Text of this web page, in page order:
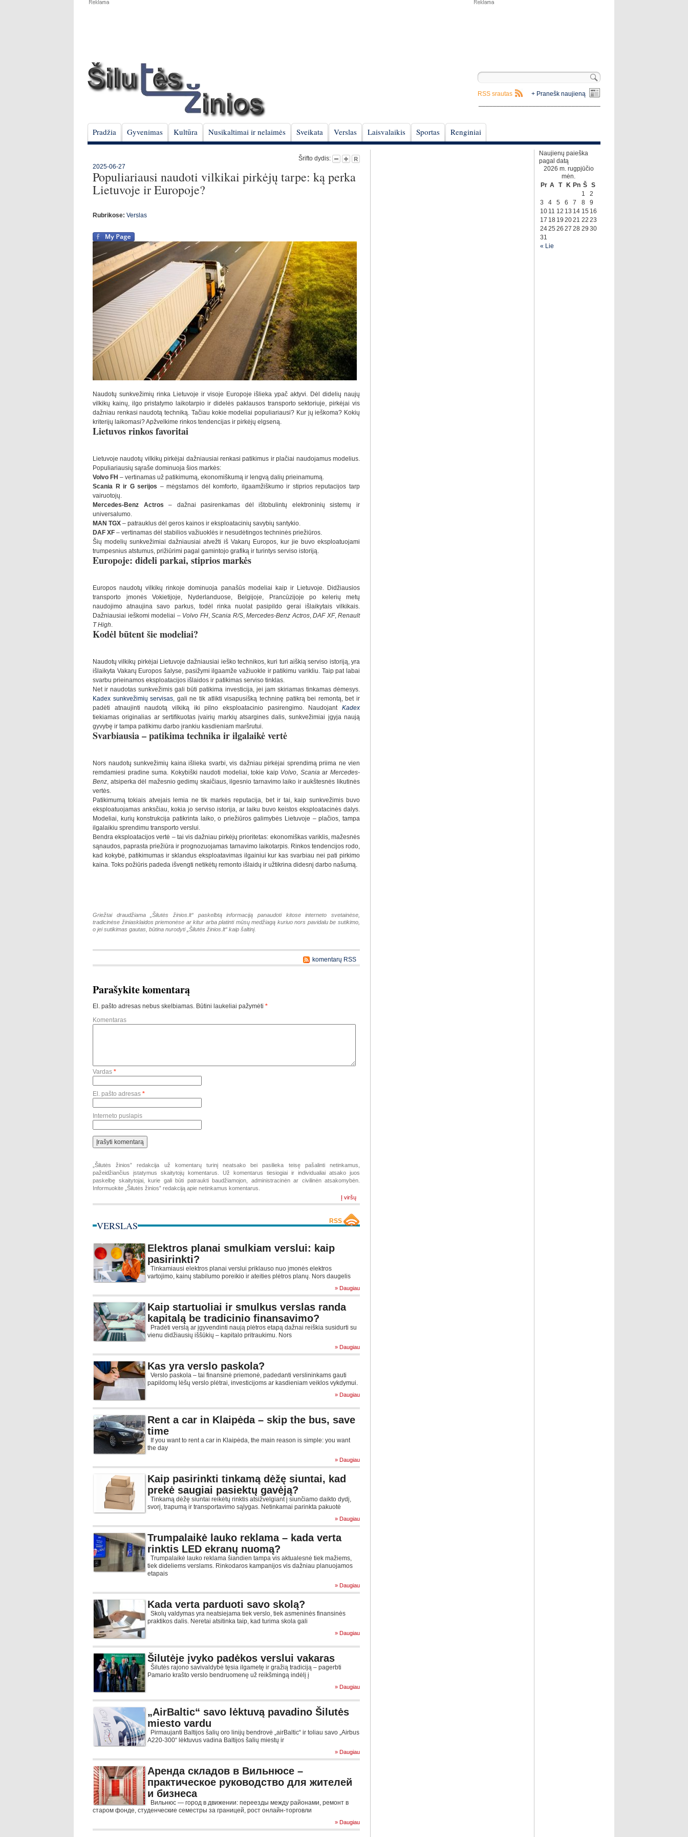
+ Pranešk naujieną
RSS srautas
Pradžia Gyvenimas Kultūra Nusikaltimai ir nelaimės Sveikata Verslas Laisvalaikis Sportas Renginiai
Šrifto dydis:
2025-06-27
Populiariausi naudoti vilkikai pirkėjų tarpe: ką perka
Lietuvoje ir Europoje?
Rubrikose: Verslas
Naudotų sunkvežimių rinka Lietuvoje ir visoje Europoje išlieka ypač aktyvi. Dėl didelių naujų
vilkikų kainų, ilgo pristatymo laikotarpio ir didelės paklausos transporto sektoriuje, pirkėjai vis
dažniau renkasi naudotą techniką. Tačiau kokie modeliai populiariausi? Kur jų ieškoma? Kokių
kriterijų laikomasi? Apžvelkime rinkos tendencijas ir pirkėjų elgseną.
Lietuvos rinkos favoritai
Lietuvoje naudotų vilkikų pirkėjai dažniausiai renkasi patikimus ir plačiai naudojamus modelius.
Populiariausių sąraše dominuoja šios markės:
Volvo FH – vertinamas už patikimumą, ekonomiškumą ir lengvą dalių prieinamumą.
Scania R ir G serijos – mėgstamos dėl komforto, ilgaamžiškumo ir stiprios reputacijos tarp
vairuotojų.
Mercedes-Benz Actros – dažnai pasirenkamas dėl ištobulintų elektroninių sistemų ir
universalumo.
MAN TGX – patrauklus dėl geros kainos ir eksploatacinių savybių santykio.
DAF XF – vertinamas dėl stabilios važiuoklės ir nesudėtingos techninės priežiūros.
Šių modelių sunkvežimiai dažniausiai atvežti iš Vakarų Europos, kur jie buvo eksploatuojami
trumpesnius atstumus, prižiūrimi pagal gamintojo grafiką ir turintys serviso istoriją.
Europoje: dideli parkai, stiprios markės
Europos naudotų vilkikų rinkoje dominuoja panašūs modeliai kaip ir Lietuvoje. Didžiausios
transporto įmonės Vokietijoje, Nyderlanduose, Belgijoje, Prancūzijoje po kelerių metų
naudojimo atnaujina savo parkus, todėl rinka nuolat pasipildo gerai išlaikytais vilkikais.
Dažniausiai ieškomi modeliai – Volvo FH, Scania R/S, Mercedes-Benz Actros, DAF XF, Renault
T High.
Kodėl būtent šie modeliai?
Naudotų vilkikų pirkėjai Lietuvoje dažniausiai ieško technikos, kuri turi aiškią serviso istoriją, yra
išlaikyta Vakarų Europos šalyse, pasižymi ilgaamže važiuokle ir patikimu varikliu. Taip pat labai
svarbu prieinamos eksploatacijos išlaidos ir patikimas serviso tinklas.
Net ir naudotas sunkvežimis gali būti patikima investicija, jei jam skiriamas tinkamas dėmesys.
Kadex sunkvežimių servisas, gali ne tik atlikti visapusišką techninę patikrą bei remontą, bet ir
padėti atnaujinti naudotą vilkiką iki pilno eksploatacinio pasirengimo. Naudojant Kadex
tiekiamas originalias ar sertifikuotas įvairių markių atsargines dalis, sunkvežimiai įgyja naują
gyvybę ir tampa patikimu darbo įrankiu kasdieniam maršrutui.
Svarbiausia – patikima technika ir ilgalaikė vertė
Nors naudotų sunkvežimių kaina išlieka svarbi, vis dažniau pirkėjai sprendimą priima ne vien
remdamiesi pradine suma. Kokybiški naudoti modeliai, tokie kaip Volvo, ScaniaarMercedes-
Benz, atsiperka dėl mažesnio gedimų skaičiaus, ilgesnio tarnavimo laiko ir aukštesnės likutinės
vertės.
Patikimumą tokiais atvejais lemia ne tik markės reputacija, bet ir tai, kaip sunkvežimis buvo
eksploatuojamas anksčiau, kokia jo serviso istorija, ar laiku buvo keistos eksploatacinės dalys.
Modeliai, kurių konstrukcija patikrinta laiko, o priežiūros galimybės Lietuvoje – plačios, tampa
ilgalaikiu sprendimu transporto verslui.
Bendra eksploatacijos vertė – tai vis dažniau pirkėjų prioritetas: ekonomiškas variklis, mažesnės
sąnaudos, paprasta priežiūra ir prognozuojamas tarnavimo laikotarpis. Rinkos tendencijos rodo,
kad kokybė, patikimumas ir sklandus eksploatavimas ilgainiui kur kas svarbiau nei pati pirkimo
kaina. Toks požiūris padeda išvengti netikėtų remonto išlaidų ir užtikrina didesnį darbo našumą.
Griežtai draudžiama „Šilutės žinios.lt“ paskelbtą informaciją panaudoti kitose interneto svetainėse,
tradicinėse žiniasklaidos priemonėse ar kitur arba platinti mūsų medžiagą kuriuo nors pavidalu be sutikimo,
o jei sutikimas gautas, būtina nurodyti „Šilutės žinios.lt“ kaip šaltinį.
komentarų RSS
Parašykite komentarą
El. pašto adresas nebus skelbiamas. Būtini laukeliai pažymėti *
Komentaras
Vardas *
El. pašto adresas *
Interneto puslapis
„Šilutės žinios” redakcija už komentarų turinį neatsako bei pasilieka teisę pašalinti netinkamus,
pažeidžiančius įstatymus skaitytojų komentarus. Už komentarus tiesiogiai ir individualiai atsako juos
paskelbę skaitytojai, kurie gali būti patraukti baudžiamojon, administracinėn ar civilinėn atsakomybėn.
Informuokite „Šilutės žinios” redakciją apie netinkamus komentarus.
Į viršų
VERSLAS RSS
Elektros planai smulkiam verslui: kaip
pasirinkti?
Tinkamiausi elektros planai verslui priklauso nuo įmonės elektros
vartojimo, kainų stabilumo poreikio ir ateities plėtros planų. Nors daugelis
» Daugiau
Kaip startuoliai ir smulkus verslas randa
kapitalą be tradicinio finansavimo?
Pradėti verslą ar įgyvendinti naują plėtros etapą dažnai reiškia susidurti su
vienu didžiausių iššūkių – kapitalo pritraukimu. Nors
» Daugiau
Kas yra verslo paskola?
Verslo paskola – tai finansinė priemonė, padedanti verslininkams gauti
papildomų lėšų verslo plėtrai, investicijoms ar kasdieniam veiklos vykdymui.
» Daugiau
Rent a car in Klaipėda – skip the bus, save
time
If you want to rent a car in Klaipėda, the main reason is simple: you want
the day
» Daugiau
Kaip pasirinkti tinkamą dėžę siuntai, kad
prekė saugiai pasiektų gavėją?
Tinkamą dėžę siuntai reikėtų rinktis atsižvelgiant į siunčiamo daikto dydį,
svorį, trapumą ir transportavimo sąlygas. Netinkamai parinkta pakuotė
» Daugiau
Trumpalaikė lauko reklama – kada verta
rinktis LED ekranų nuomą?
Trumpalaikė lauko reklama šiandien tampa vis aktualesnė tiek mažiems,
tiek dideliems verslams. Rinkodaros kampanijos vis dažniau planuojamos
etapais
» Daugiau
Kada verta parduoti savo skolą?
Skolų valdymas yra neatsiejama tiek verslo, tiek asmeninės finansinės
praktikos dalis. Neretai atsitinka taip, kad turima skola gali
» Daugiau
Šilutėje įvyko padėkos verslui vakaras
Šilutės rajono savivaldybė tęsia ilgametę ir gražią tradiciją – pagerbti
Pamario krašto verslo bendruomenę už reikšmingą indėlį į
» Daugiau
„AirBaltic“ savo lėktuvą pavadino Šilutės
miesto vardu
Pirmaujanti Baltijos šalių oro linijų bendrovė „airBaltic“ ir toliau savo „Airbus
A220-300“ lėktuvus vadina Baltijos šalių miestų ir
» Daugiau
Аренда складов в Вильнюсе –
практическое руководство для жителей
и бизнеса
Вильнюс — город в движении: переезды между районами, ремонт в
старом фонде, студенческие семестры за границей, рост онлайн-торговли
» Daugiau
Naujienų paieška
pagal datą
2026 m. rugpjūčio
mėn.
Pr A T K Pn Š S
« Lie
1
2
3
4 5 6 7 8
9
10 11 12 13 14 15 16
17 18 19 2021 22 23
2425 26 27 28 29 30
31